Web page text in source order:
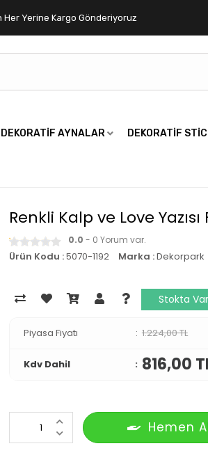
Her Yerine Kargo Gönderiyoruz
DEKORATIF AYNALAR DEKORATIF
Renkli Kalp ve Love
0.0 - 0 Yorum var.
Ürün Kodu :5070-1192 Marka :Dekorpark
Stokta Var
Piyasa Fiyatı 1.224,00 TL
Kdv Dahil 816,00
Hemen